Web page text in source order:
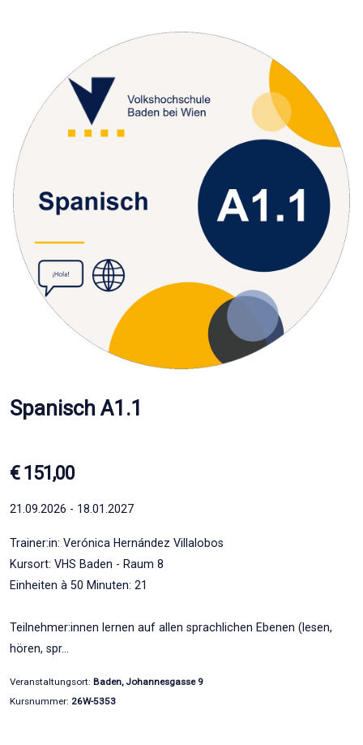
Spanisch A1.1
€ 151,00
21.09.2026 - 18.01.2027
Trainer:in: Verónica Hernández Villalobos
Kursort: VHS Baden - Raum 8
Einheiten à 50 Minuten: 21
Teilnehmer:innen lernen auf allen sprachlichen Ebenen (lesen,
hören, spr…
Veranstaltungsort: Baden, Johannesgasse 9
Kursnummer: 26W-5353